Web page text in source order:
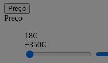
Preço
Preço
18€
+350€